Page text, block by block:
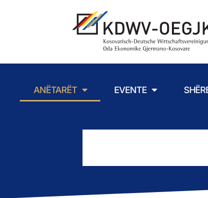
ANËTARËT EVENTE